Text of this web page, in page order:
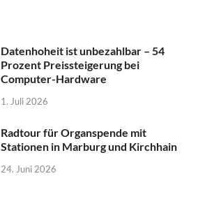
Datenhoheit ist unbezahlbar – 54
Prozent Preissteigerung bei
Computer-Hardware
1. Juli 2026
Radtour für Organspende mit
Stationen in Marburg und Kirchhain
24. Juni 2026